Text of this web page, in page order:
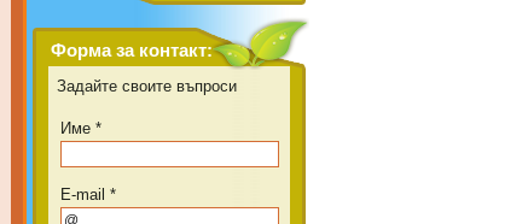
Форма за контакт:
Задайте своите въпроси
Име *
E-mail *